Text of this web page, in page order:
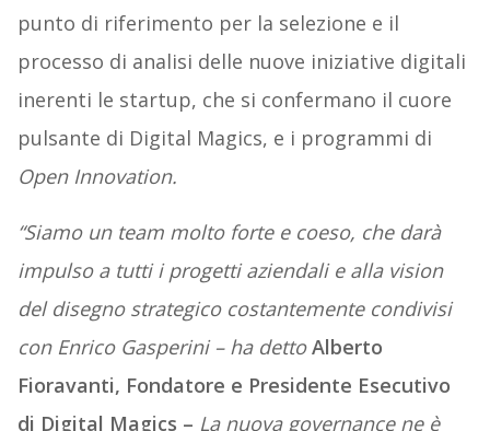
punto di riferimento per la selezione e il
processo di analisi delle nuove iniziative digitali
inerenti le startup, che si confermano il cuore
pulsante di Digital Magics, e i programmi di
Open Innovation.
“Siamo un team moltoforte e coeso, che darà
impulso a tutti i progetti aziendali e alla vision
del disegno strategico costantemente condivisi
con Enrico Gasperini – ha dettoAlberto
Fioravanti, Fondatore e Presidente Esecutivo
di Digital Magics – La nuova governance ne è